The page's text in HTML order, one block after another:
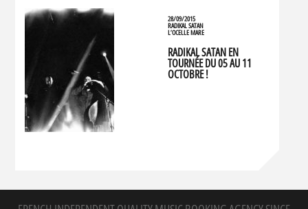
28/09/2015
RADIKAL SATAN
L’OCELLE MARE
RADIKAL SATAN EN
TOURNÉE DU 05 AU 11
OCTOBRE !